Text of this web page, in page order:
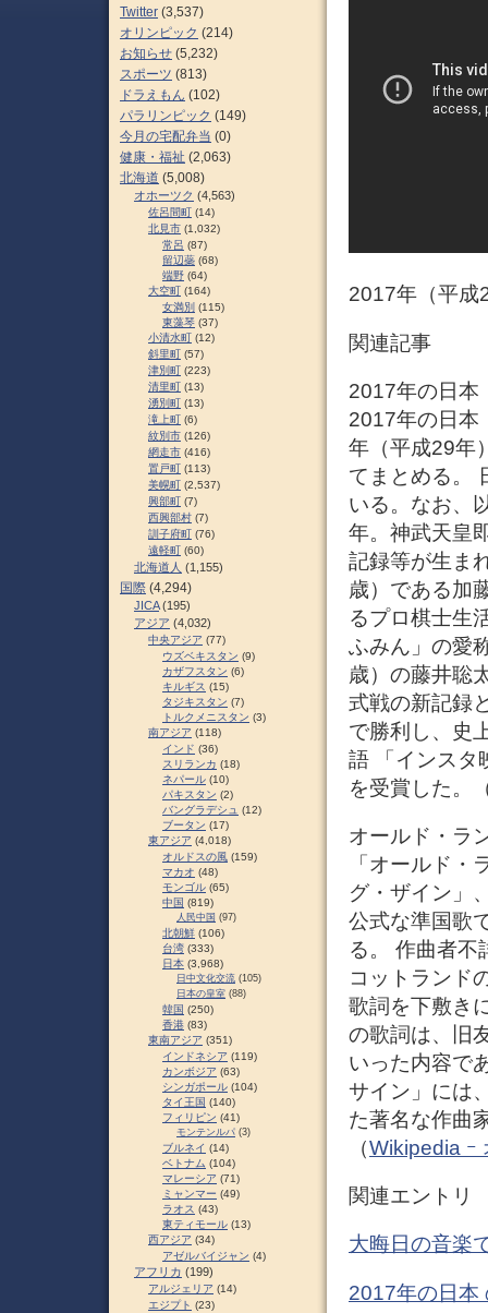
2017年（平成
関連記事
2017年の日本
2017年の日本
年（平成29年
てまとめる。
いる。なお、
年。神武天皇
記録等が生ま
歳）である加
るプロ棋士生
ふみん」の愛
歳）の藤井聡
式戦の新記録
で勝利し、史
語 「インスタ
を受賞した。
オールド・ラ
「オールド
グ・ザイン」
公式な準国歌
る。 作曲者不
コットランド
歌詞を下敷き
の歌詞は、旧
いった内容で
サイン」には
た著名な作曲
（Wikipedia ｰ
関連エントリ
大晦日の音楽
2017年の日本
Twitter (3,537)
オリンピック (214)
お知らせ (5,232)
スポーツ (813)
ドラえもん (102)
パラリンピック (149)
今月の宅配弁当 (0)
健康・福祉 (2,063)
北海道 (5,008)
オホーツク (4,563)
佐呂間町 (14)
北見市 (1,032)
常呂 (87)
留辺蘂 (68)
端野 (64)
大空町 (164)
女満別 (115)
東藻琴 (37)
小清水町 (12)
斜里町 (57)
津別町 (223)
清里町 (13)
湧別町 (13)
滝上町 (6)
紋別市 (126)
網走市 (416)
置戸町 (113)
美幌町 (2,537)
興部町 (7)
西興部村 (7)
訓子府町 (76)
遠軽町 (60)
北海道人 (1,155)
国際 (4,294)
JICA(195)
アジア (4,032)
中央アジア (77)
ウズベキスタン (9)
カザフスタン (6)
キルギス (15)
タジキスタン (7)
トルクメニスタン (3)
南アジア (118)
インド (36)
スリランカ (18)
ネパール (10)
パキスタン (2)
バングラデシュ (12)
ブータン (17)
東アジア (4,018)
オルドスの風 (159)
マカオ (48)
モンゴル (65)
中国 (819)
人民中国 (97)
北朝鮮 (106)
台湾 (333)
日本 (3,968)
日中文化交流 (105)
日本の皇室 (88)
韓国 (250)
香港 (83)
東南アジア (351)
インドネシア (119)
カンボジア (63)
シンガポール (104)
タイ王国 (140)
フィリピン (41)
モンテンルパ (3)
ブルネイ (14)
ベトナム (104)
マレーシア (71)
ミャンマー (49)
ラオス (43)
東ティモール (13)
西アジア (34)
アゼルバイジャン (4)
アフリカ (199)
アルジェリア (14)
エジプト (23)